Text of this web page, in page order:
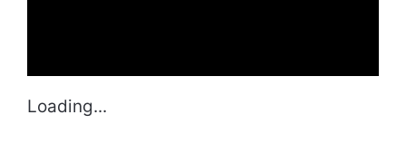
Loading...